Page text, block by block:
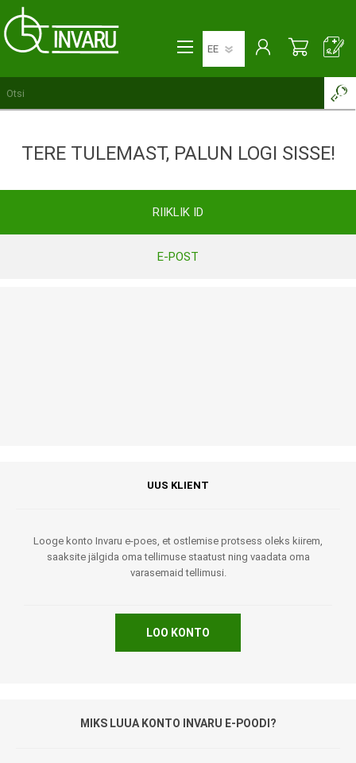
TERE TULEMAST, PALUN LOGI SISSE!
RIIKLIK ID
E-POST
UUS KLIENT
Looge konto Invaru e-poes, et ostlemise protsess oleks kiirem,
saaksite jälgida oma tellimuse staatust ning vaadata oma
varasemaid tellimusi.
LOO KONTO
MIKS LUUA KONTO INVARU E-POODI?